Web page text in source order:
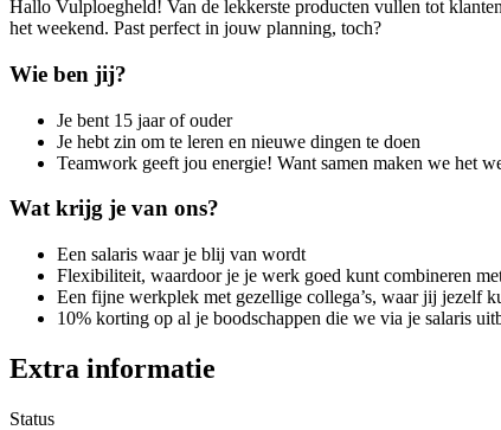
Hallo Vulploegheld! Van de lekkerste producten vullen tot
het weekend. Past perfect in jouw planning, toch?
Wie ben jij?
Je bent 15 jaar of ouder
Je hebt zin om te leren en nieuwe dingen te doen
Teamwork geeft jou energie! Want samen maken we het
Wat krijg je van ons?
Een salaris waar je blij van wordt
Flexibiliteit, waardoor je je werk goed kunt combineren
Een fijne werkplek met gezellige collega’s, waar jij jezelf
10% korting op al je boodschappen die we via je salaris
Extra informatie
Status